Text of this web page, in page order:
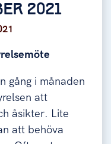
2021
gång i månaden
att
åsikter. Lite
att behöva